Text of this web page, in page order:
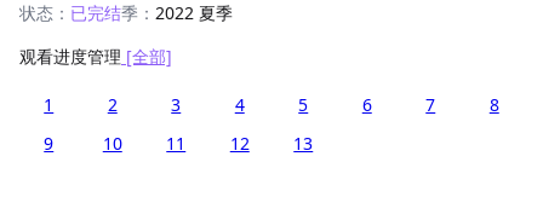
状态： 已完结季： 2022 夏季
观看进度管理 [全部]
1 2 3 4 5 6 7
8
9
10 11 12 13